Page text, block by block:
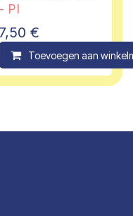
Compare
- PI
7,50 €
Toevoegen aan